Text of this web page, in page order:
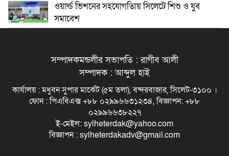
ওয়ার্ল্ড ভিশনের সহযোগতিায় সিলেটে শিশু ও যুব
সমাবেশ
সম্পাদকমন্ডলীর সভাপতি : রাগীব আলী
সম্পাদক : আব্দুল হাই
কার্যালয় : মধুবন সুপার মার্কেট (৫ম তলা), বন্দরবাজার, সিলেট-৩১০০ ।
ফোন : পিএবিএক্স +৮৮ ০২৯৯৬৬৩১২৩৪, বিজ্ঞাপন: +৮৮
০২৯৯৬৬৩৮২২৭
ই-মেইল: sylheterdak@yahoo.com
বিজ্ঞাপন : sylheterdakadv@gmail.com